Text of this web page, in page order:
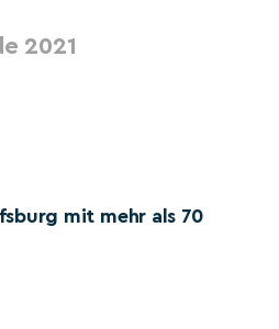
2021
mit mehr als 70